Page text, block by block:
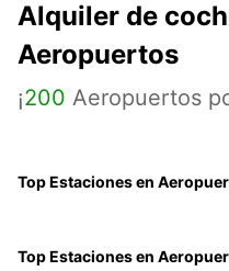
Alquiler de
Aeropuertos
¡200 Aeropuertos
Top Estaciones en
Top Estaciones en